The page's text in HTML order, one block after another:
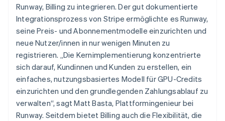
Runway, Billing zu integrieren. Der gut dokumentierte
Integrationsprozess von Stripe ermöglichte es Runway,
seine Preis- und Abonnementmodelle einzurichten und
neue Nutzer/innen in nur wenigen Minuten zu
registrieren. „Die Kernimplementierung konzentrierte
sich darauf, Kundinnen und Kunden zu erstellen, ein
einfaches, nutzungsbasiertes Modell für GPU-Credits
einzurichten und den grundlegenden Zahlungsablauf zu
verwalten“, sagt Matt Basta, Plattformingenieur bei
Runway. Seitdem bietet Billing auch die Flexibilität, die